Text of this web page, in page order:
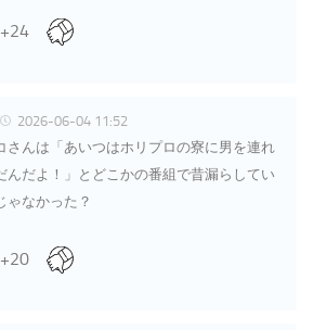
+24
2026-06-04 11:52
さんは「あいつはホリプロの寮に男を連れ
んだよ！」とどこかの番組で昔漏らしてい
ゃなかった？
+20